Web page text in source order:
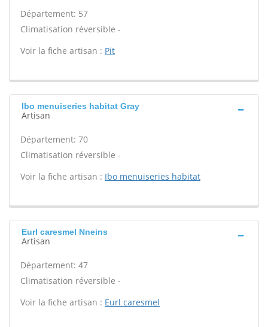
Département: 57
Climatisation réversible -
Voir la fiche artisan : Pit
Ibo menuiseries habitat Gray
Artisan
Département: 70
Climatisation réversible -
Voir la fiche artisan : Ibo menuiseries habitat
Eurl caresmel Nneins
Artisan
Département: 47
Climatisation réversible -
Voir la fiche artisan : Eurl caresmel